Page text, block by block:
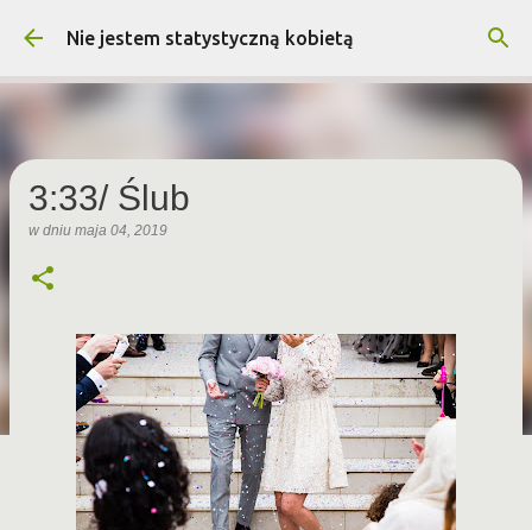
Przejdź do głównej zawartości
Nie jestem statystyczną kobietą
3:33/ Ślub
w dniu maja 04, 2019